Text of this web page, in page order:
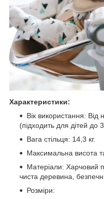
Характеристики:
Вік використання: Від
(підходить для дітей до
Вага стільця: 14,3 кг.
Максимальна висота
Матеріали: Харчовий
чиста деревина,
Розміри: